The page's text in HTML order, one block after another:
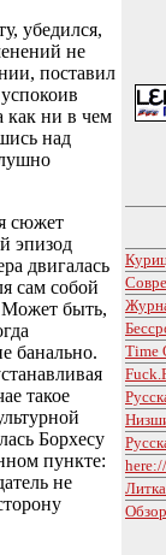
убедился,
не
поставил
как ни в чем
над
сюжет
эпизод
двигалась
сам собой
Может быть,
банально.
такое
Борхесу
пункте:
не
Time
here://